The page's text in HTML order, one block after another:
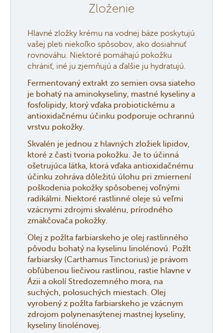
Zloženie
Hlavné zložky krému na vodnej báze poskytujú
vašej pleti niekoľko spôsobov, ako dosiahnuť
rovnováhu. Niektoré pomáhajú pokožku
chrániť, iné ju zjemňujú a ďalšie ju hydratujú.
Fermentovaný extrakt zo semien ovsa siateho
je bohatý na aminokyseliny, mastné kyseliny a
fosfolipidy, ktorý vďaka probiotickému a
antioxidačnému účinku podporuje ochrannú
vrstvu pokožky.
Skvalén je jednou z hlavných zložiek lipidov,
ktoré z časti tvoria pokožku. Je to účinná
ošetrujúca látka, ktorá vďaka antioxidačnému
účinku zohráva dôležitú úlohu pri zmiernení
poškodenia pokožky spôsobenej voľnými
radikálmi. Niektoré rastlinné oleje sú veľmi
vzácnymi zdrojmi skvalénu, prírodného
zmäkčovača pokožky.
Olej z požlta farbiarskeho je olej rastlinného
pôvodu bohatý na kyselinu linolénovú. Požlt
farbiarsky (Carthamus Tinctorius) je právom
obľúbenou liečivou rastlinou, rastie hlavne v
Ázii a okolí Stredozemného mora, na
suchých, polosuchých miestach. Olej
vyrobený z požlta farbiarskeho je vzácnym
zdrojom polynenasýtenej mastnej kyseliny,
kyseliny linolénovej.